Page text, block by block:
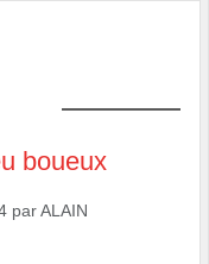
boueux
parALAIN